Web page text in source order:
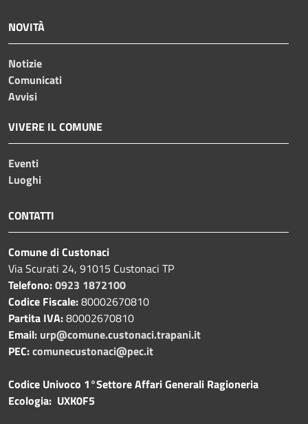
NOVITÀ
Notizie
Comunicati
Avvisi
VIVERE IL COMUNE
Eventi
Luoghi
CONTATTI
Comune di Custonaci
Via Scurati 24, 91015 Custonaci TP
Telefono:0923 1872100
Codice Fiscale:80002670810
Partita IVA:80002670810
Email: urp@comune.custonaci.trapani.it
PEC:comunecustonaci@pec.it
Codice Univoco 1°Settore Affari Generali Ragioneria
Ecologia: UXK0F5